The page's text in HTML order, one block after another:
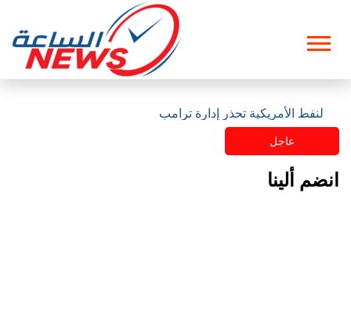
النفط الأمريكية تحذر إدارة ترامب
عاجل
انضم ألينا